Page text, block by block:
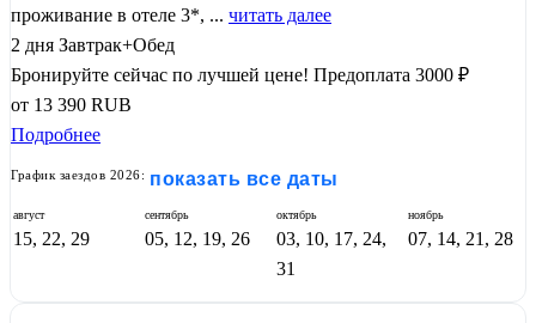
проживание в отеле 3*, ... читать далее
2 дня Завтрак+Обед
Бронируйте сейчас по лучшей цене! Предоплата 3000 ₽
от 13 390 RUB
Подробнее
График заездов 2026: показать все даты
август
15, 22, 29
сентябрь
05, 12, 19, 26
октябрь
03, 10, 17, 24,
31
ноябрь
07, 14, 21, 28